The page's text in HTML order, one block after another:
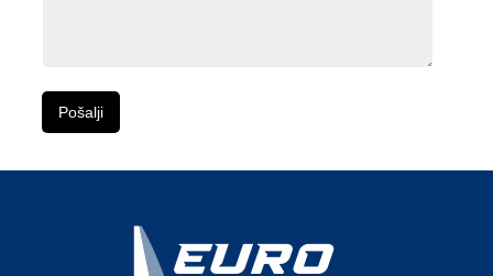
Pošalji